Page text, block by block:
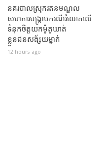
នគរបាលស្រុករតនមណ្ឌល
សហការបង្រ្កាបករណីរំលោភលើ
ទំនុកចិត្តយកម៉ូតូឃាត់
ខ្លួនជនសង័្សយម្នាក់
12 hours ago